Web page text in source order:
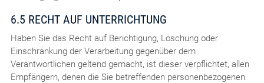
6.5 RECHT AUF UNTERRICHTUNG
Haben Sie das Recht auf Berichtigung, Löschung oder
Einschränkung der Verarbeitung gegenüber dem
Verantwortlichen geltend gemacht, ist dieser verpflichtet, allen
Empfängern, denen die Sie betreffenden personenbezogenen